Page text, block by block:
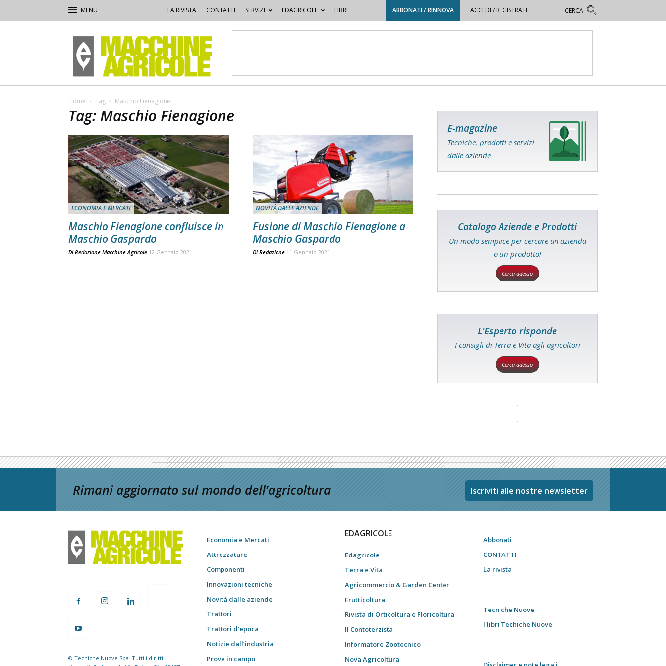
LA RIVISTA CONTATTI SERVIZI EDAGRICOLE LIBRI ABBONATI / RINNOVA ACCEDI / REGISTRATI
Macchine
Agricole
Home Tag Maschio Fienagione
Tag: Maschio Fienagione
ECONOMIA E MERCATI
Maschio Fienagione confluisce in
Maschio Gaspardo
Di Redazione Macchine Agricole 12 Gennaio 2021
NOVITÀ DALLE AZIENDE
Fusione di Maschio Fienagione a
Maschio Gaspardo
Di Redazione 11 Gennaio 2021
E-magazine
Tecniche, prodotti e servizi
dalle aziende
Catalogo Aziende e Prodotti
Un modo semplice per cercare un'azienda
o un prodotto!
Cerca adesso
L'Esperto risponde
I consigli di Terra e Vita agli agricoltori
Cerca adesso
Rimani aggiornato sul mondo dell’agricoltura Iscriviti alle nostre newsletter
© Tecniche Nuove Spa. Tutti i diritti
Economia e Mercati
Attrezzature
Componenti
Innovazioni tecniche
Novità dalle aziende
Trattori
Trattori d’epoca
Notizie dall’industria
Prove in campo
EDAGRICOLE
Edagricole
Terra e Vita
Agricommercio & Garden Center
Frutticoltura
Rivista di Orticoltura e Floricoltura
Il Contoterzista
Informatore Zootecnico
Nova Agricoltura
Abbonati
CONTATTI
La rivista
Tecniche Nuove
I libri Techiche Nuove